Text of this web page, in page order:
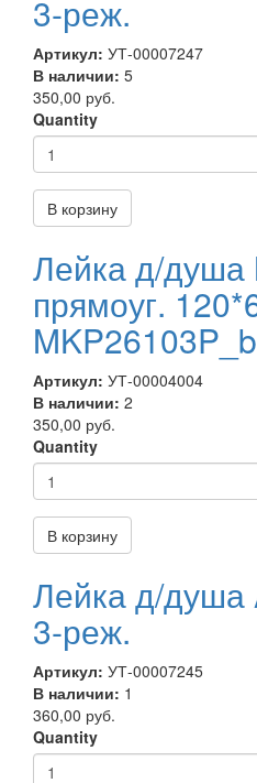
3-реж.
Артикул: УТ-00007247
В наличии: 5
350,00 руб.
Quantity
В корзину
Лейка д/душа
прямоуг.
Артикул: УТ-00004004
В наличии: 2
350,00 руб.
Quantity
В корзину
Лейка д/душа
3-реж.
Артикул: УТ-00007245
В наличии: 1
360,00 руб.
Quantity